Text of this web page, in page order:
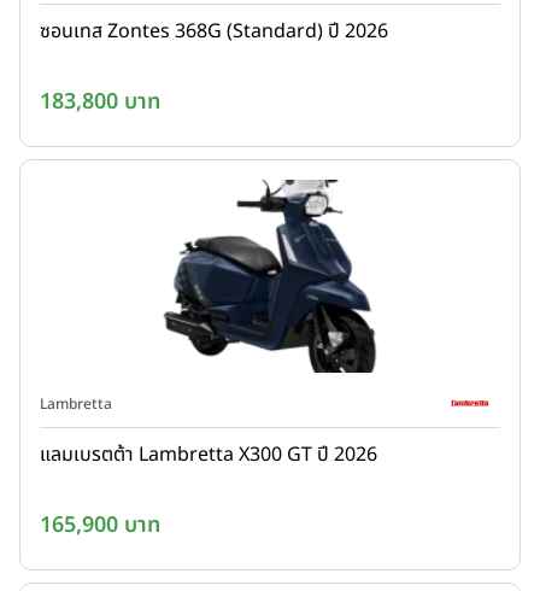
ซอนเทส Zontes 368G (Standard) ปี 2026
183,800 บาท
Lambretta
แลมเบรตต้า Lambretta X300 GT ปี 2026
165,900 บาท